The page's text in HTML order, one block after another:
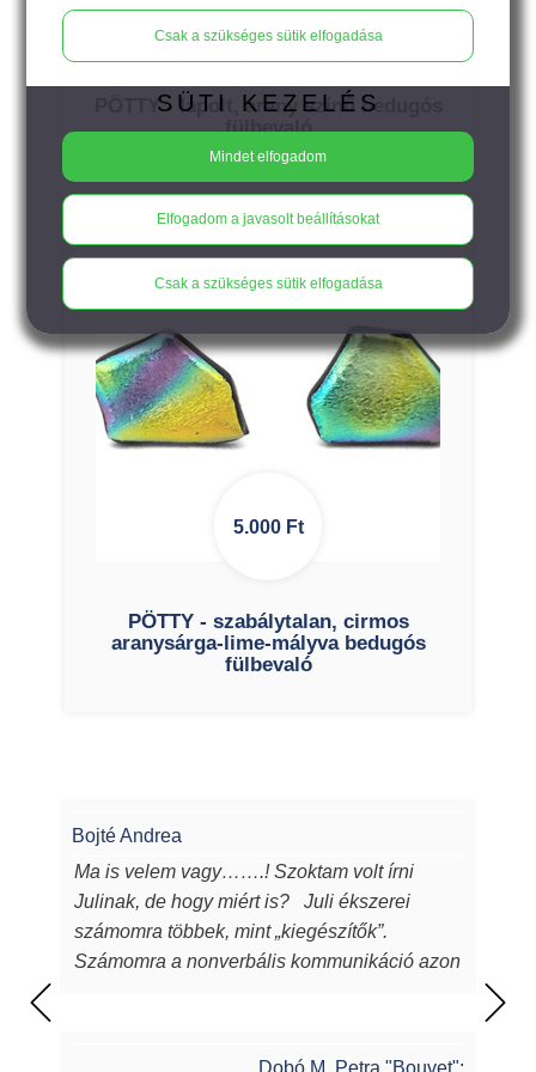
12.900Ft
PÖTTY - lapolt, arany színű bedugós
fülbevaló
5.000Ft
PÖTTY - szabálytalan, cirmos
aranysárga-lime-mályva bedugós
fülbevaló
Bojté Andrea
Ma is velem vagy…….! Szoktam volt írni
Julinak, de hogy miért is? Juli ékszerei
számomra többek, mint „kiegészítők”.
Számomra a nonverbális kommunikáció azon
Dobó M. Petra "Bouvet":
Csak a szükséges sütik elfogadása
SÜTI KEZELÉS
Mindet elfogadom
Elfogadom a javasolt beállításokat
Csak a szükséges sütik elfogadása